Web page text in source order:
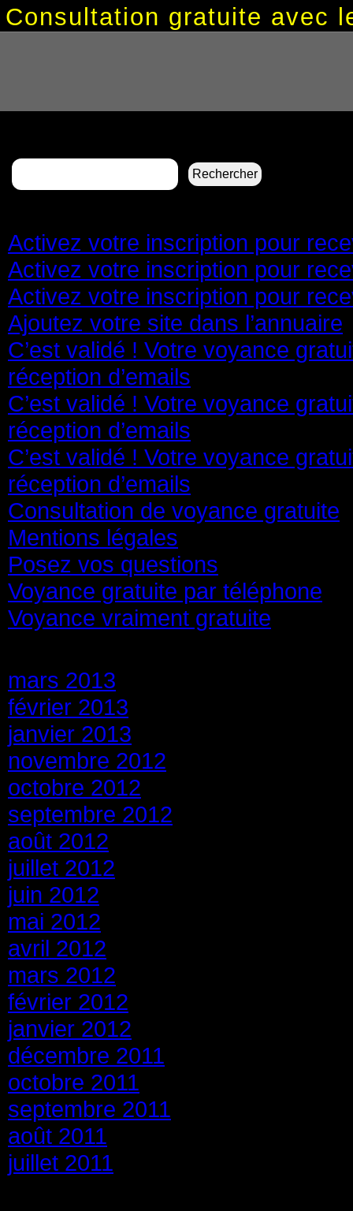
Consultation gratuite avec
Rechercher :
Activez votre inscription pour
Activez votre inscription pour
Activez votre inscription pour
Ajoutez votre site dans l’annuaire
C’est validé ! Votre voyance
réception d’emails
C’est validé ! Votre voyance
réception d’emails
C’est validé ! Votre voyance
réception d’emails
Consultation de voyance gratuite
Mentions légales
Posez vos questions
Voyance gratuite par téléphone
Voyance vraiment gratuite
mars 2013
février 2013
janvier 2013
novembre 2012
octobre 2012
septembre 2012
août 2012
juillet 2012
juin 2012
mai 2012
avril 2012
mars 2012
février 2012
janvier 2012
décembre 2011
octobre 2011
septembre 2011
août 2011
juillet 2011